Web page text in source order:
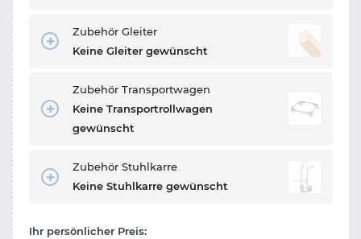
Zubehör Gleiter
Keine Gleiter gewünscht
Zubehör Transportwagen
Keine Transportrollwagen
gewünscht
Zubehör Stuhlkarre
Keine Stuhlkarre gewünscht
Ihr persönlicher Preis: